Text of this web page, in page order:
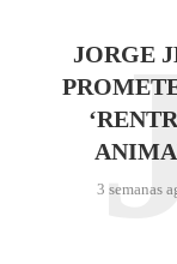
JORGE
3 semanas